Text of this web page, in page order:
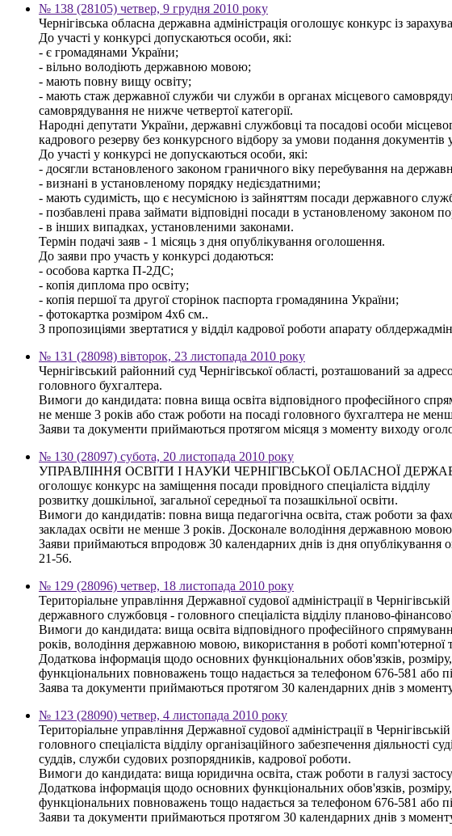
№ 138 (28105) четвер, 9 грудня 2010 року
Чернігівська обласна державна адміністрація оголошує конкурс із
До участі у конкурсі допускаються особи, які:
- є громадянами України;
- вільно володіють державною мовою;
- мають повну вищу освіту;
- мають стаж державної служби чи служби в органах місцевого
самоврядування не нижче четвертої категорії.
Народні депутати України, державні службовці та посадові особи
кадрового резерву без конкурсного відбору за умови подання документів
До участі у конкурсі не допускаються особи, які:
- досягли встановленого законом граничного віку перебування на
- визнані в установленому порядку недієздатними;
- мають судимість, що є несумісною із зайняттям посади державного
- позбавлені права займати відповідні посади в установленому законом
- в інших випадках, установленими законами.
Термін подачі заяв - 1 місяць з дня опублікування оголошення.
До заяви про участь у конкурсі додаються:
- особова картка П-2ДС;
- копія диплома про освіту;
- копія першої та другої сторінок паспорта громадянина України;
- фотокартка розміром 4х6 см..
З пропозиціями звертатися у відділ кадрової роботи апарату
№ 131 (28098) вівторок, 23 листопада 2010 року
Чернігівський районний суд Чернігівської області, розташований за
головного бухгалтера.
Вимоги до кандидата: повна вища освіта відповідного професійного
не менше 3 років або стаж роботи на посаді головного бухгалтера не
Заяви та документи приймаються протягом місяця з моменту виходу
№ 130 (28097) субота, 20 листопада 2010 року
УПРАВЛІННЯ ОСВІТИ І НАУКИ ЧЕРНІГІВСЬКОЇ ОБЛАСНОЇ
оголошує конкурс на заміщення посади провідного спеціаліста відділу
розвитку дошкільної, загальної середньої та позашкільної освіти.
Вимоги до кандидатів: повна вища педагогічна освіта, стаж роботи за
закладах освіти не менше 3 років. Досконале володіння державною
Заяви приймаються впродовж 30 календарних днів із дня
21-56.
№ 129 (28096) четвер, 18 листопада 2010 року
Територіальне управління Державної судової адміністрації в
державного службовця - головного спеціаліста відділу планово-
Вимоги до кандидата: вища освіта відповідного професійного
років, володіння державною мовою, використання в роботі комп'ютерної
Додаткова інформація щодо основних функціональних обов'язків,
функціональних повноважень тощо надається за телефоном 676-581 або
Заява та документи приймаються протягом 30 календарних днів з
№ 123 (28090) четвер, 4 листопада 2010 року
Територіальне управління Державної судової адміністрації в
головного спеціаліста відділу організаційного забезпечення діяльності
суддів, служби судових розпорядників, кадрової роботи.
Вимоги до кандидата: вища юридична освіта, стаж роботи в галузі
Додаткова інформація щодо основних функціональних обов'язків,
функціональних повноважень тощо надається за телефоном 676-581 або
Заяви та документи приймаються протягом 30 календарних днів з